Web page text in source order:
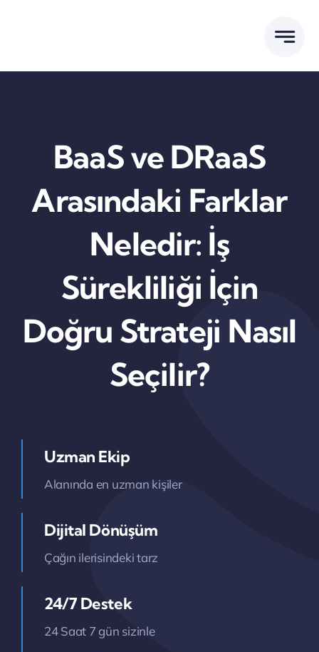
BaaS ve DRaaS
Arasındaki Farklar
Neledir: İş
Sürekliliği İçin
Doğru Strateji Nasıl
Seçilir?
Uzman Ekip
Alanında en uzman kişiler
Dijital Dönüşüm
Çağın ilerisindeki tarz
24/7 Destek
24 Saat 7 gün sizinle